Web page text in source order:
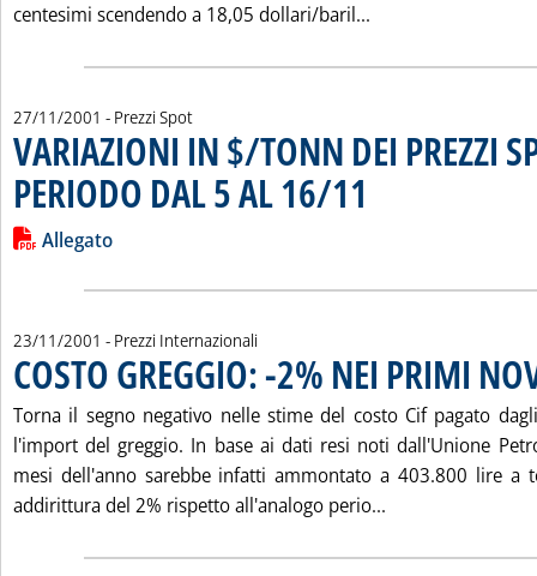
centesimi scendendo a 18,05 dollari/baril...
27/11/2001 - Prezzi Spot
VARIAZIONI IN $/TONN DEI PREZZI
PERIODO DAL 5 AL 16/11
Leggi tutta la notizia: 'VARIAZIONI IN $/TONN DEI PREZZI
Lista allegati PDF alla notizia
Allegato
23/11/2001 - Prezzi Internazionali
COSTO GREGGIO: -2% NEI PRIMI
Torna il segno negativo nelle stime del costo Cif pagato
l'import del greggio. In base ai dati resi noti dall'Unione
mesi dell'anno sarebbe infatti ammontato a 403.800 lire a
addirittura del 2% rispetto all'analogo perio...